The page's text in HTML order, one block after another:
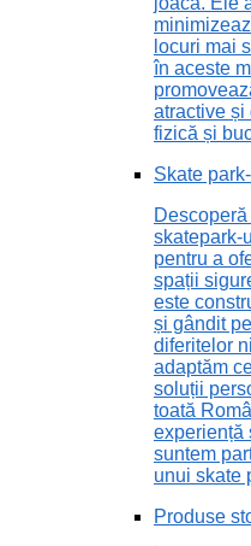
locuri mai
în aceste
atractive și
fizică și
Skate
skatepark-
pentru a
spații
este
și gândit
diferitelor
adaptăm
soluții
toată
experiență
suntem
unui skate
Produse